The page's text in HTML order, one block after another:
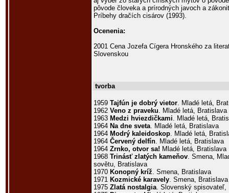
pôvode človeka a prírodných javoch a
Príbehy dračích cisárov (1993).
Ocenenia:
2001 Cena Jozefa Cígera Hronského za
Slovenskou
tvorba
1959 Tajfún je dobrý vietor. Mladé letá,
1962 Veno z praveku. Mladé letá, Bratislava
1963 Medzi hviezdičkami. Mladé letá,
1964 Na dne sveta. Mladé letá, Bratislava
1964 Modrý kaleidoskop. Mladé letá,
1964 Červený delfín. Mladé letá, Bratislava
1964 Zrnko, otvor sa! Mladé letá, Bratislava
1968 Trinásť zlatých kameňov. Smena,
sovětu, Bratislava
1970 Konopný kríž. Smena, Bratislava
1971 Kozmické karavely. Smena, Bratislava
1975 Zlatá nostalgia. Slovenský spisovateľ,